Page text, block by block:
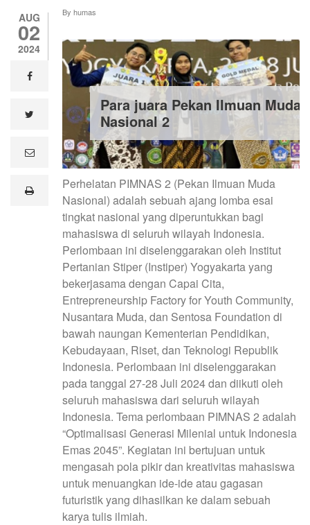
AUG
02
2024
facebook
e
lprint
By humas
Para juara Pekan Ilmuan Muda
Nasional 2
Perhelatan PIMNAS 2 (Pekan Ilmuan Muda
Nasional) adalah sebuah ajang lomba esai
tingkat nasional yang diperuntukkan bagi
mahasiswa di seluruh wilayah Indonesia.
Perlombaan ini diselenggarakan oleh Institut
Pertanian Stiper (Instiper) Yogyakarta yang
bekerjasama dengan Capai Cita,
Entrepreneurship Factory for Youth Community,
Nusantara Muda, dan Sentosa Foundation di
bawah naungan Kementerian Pendidikan,
Kebudayaan, Riset, dan Teknologi Republik
Indonesia. Perlombaan ini diselenggarakan
pada tanggal 27-28 Juli 2024 dan diikuti oleh
seluruh mahasiswa dari seluruh wilayah
Indonesia. Tema perlombaan PIMNAS 2 adalah
“Optimalisasi Generasi Milenial untuk Indonesia
Emas 2045”. Kegiatan ini bertujuan untuk
mengasah pola pikir dan kreativitas mahasiswa
untuk menuangkan ide-ide atau gagasan
futuristik yang dihasilkan ke dalam sebuah
karya tulis ilmiah.